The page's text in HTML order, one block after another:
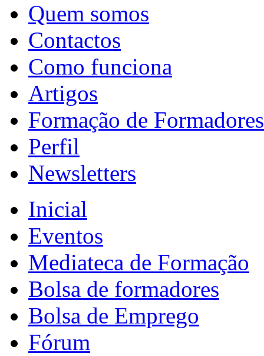
Quem somos
Contactos
Como funciona
Artigos
Formação de Formadores
Perfil
Newsletters
Inicial
Eventos
Mediateca de Formação
Bolsa de formadores
Bolsa de Emprego
Fórum